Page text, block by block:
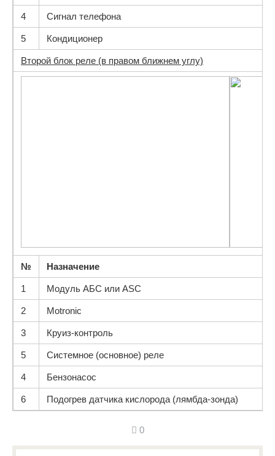
4 Сигнал телефона
5 Кондиционер
Второй блок реле (в правом ближнем углу)
№ Назначение
1 Модуль АБС или ASC
2 Motronic
3 Круиз-контроль
5 Системное (основное) реле
4 Бензонасос
6 Подогрев датчика кислорода (лямбда-зонда)
0